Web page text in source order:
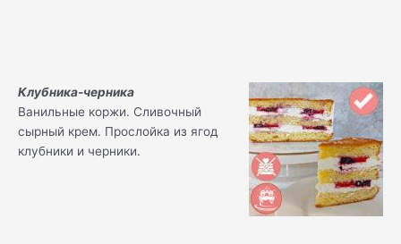
Клубника-черника
Ванильные коржи. Сливочный
сырный крем. Прослойка из ягод
клубники и черники.